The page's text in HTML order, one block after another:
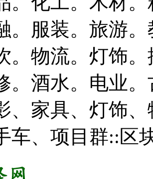
。服装。旅游
。物流。灯饰
。酒水。电业
、家具、灯饰
车、项目群::区